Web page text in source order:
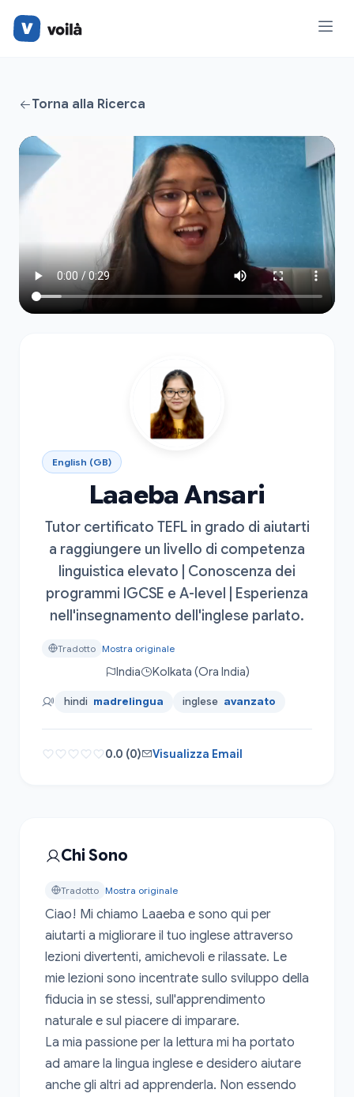
Torna alla Ricerca
English (GB)
Laaeba Ansari
Tutor certificato TEFL in grado di aiutarti
a raggiungere un livello di competenza
linguistica elevato | Conoscenza dei
programmi IGCSE e A-level | Esperienza
nell'insegnamento dell'inglese parlato.
Tradotto Mostra originale
India Kolkata (Ora India)
hindi madrelingua inglese avanzato
0.0 (0) Visualizza Email
Chi Sono
Tradotto Mostra originale
Ciao! Mi chiamo Laaeba e sono qui per
aiutarti a migliorare il tuo inglese attraverso
lezioni divertenti, amichevoli e rilassate. Le
mie lezioni sono incentrate sullo sviluppo della
fiducia in se stessi, sull'apprendimento
naturale e sul piacere di imparare.
La mia passione per la lettura mi ha portato
ad amare la lingua inglese e desidero aiutare
anche gli altri ad apprenderla. Non essendo